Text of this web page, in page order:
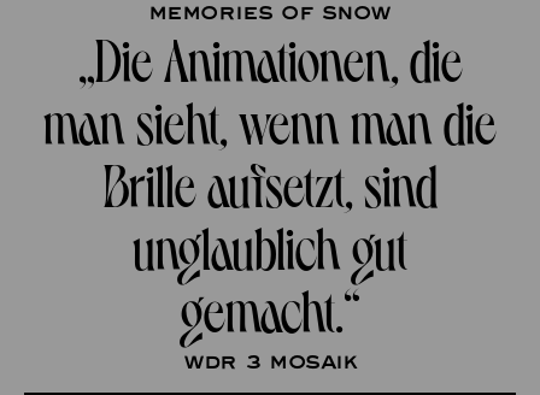
Memories of Snow
„Die Animationen, die
man sieht, wenn man die
Brille aufsetzt, sind
unglaublich gut
gemacht.“
WDR 3 Mosaik